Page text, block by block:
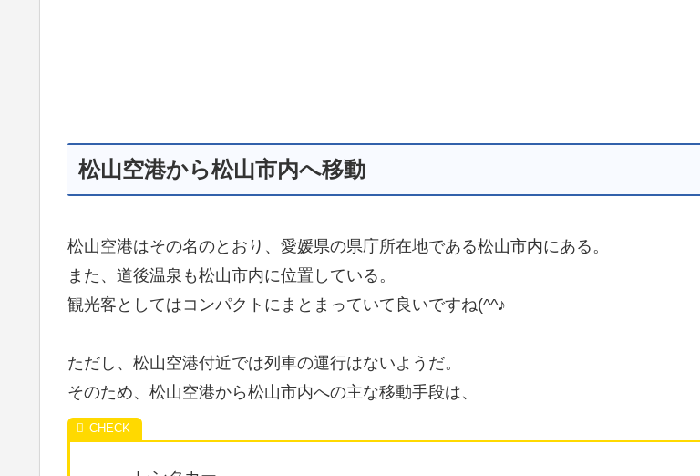
松山空港から松山市内へ移動
松山空港はその名のとおり、愛媛県の県庁所在地である松山市内にある。
また、道後温泉も松山市内に位置している。
観光客としてはコンパクトにまとまっていて良いですね(^^♪
ただし、松山空港付近では列車の運行はないようだ。
そのため、松山空港から松山市内への主な移動手段は、